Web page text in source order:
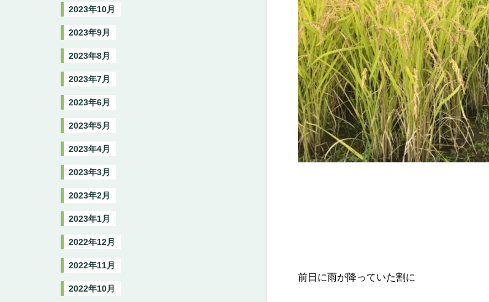
前日に雨が降っていた割に
2023年10月
2023年9月
2023年8月
2023年7月
2023年6月
2023年5月
2023年4月
2023年3月
2023年2月
2023年1月
2022年12月
2022年11月
2022年10月